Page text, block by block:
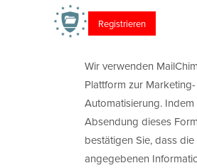
Wir verwenden
Plattform zur Marketing-
Automatisierung.
Absendung dieses
bestätigen Sie, dass
angegebenen